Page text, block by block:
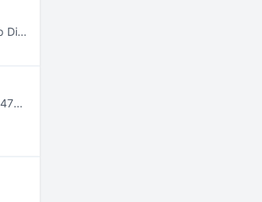
大森靖子と道重さゆみのツーマンライブ「ミッドナイト清純異性交遊LIVE」が2月3日に東京・Zepp DiverCity（TOKYO）で開催された。
ヤバイTシャツ屋さんが2月10日に行う全国ツアー「ヤバイTシャツ屋さん "BEST of the Tank-top" 47都道府県TOUR 2023-2024」北海道・Zepp Sapporo公演に道重さゆみがゲスト出演する。